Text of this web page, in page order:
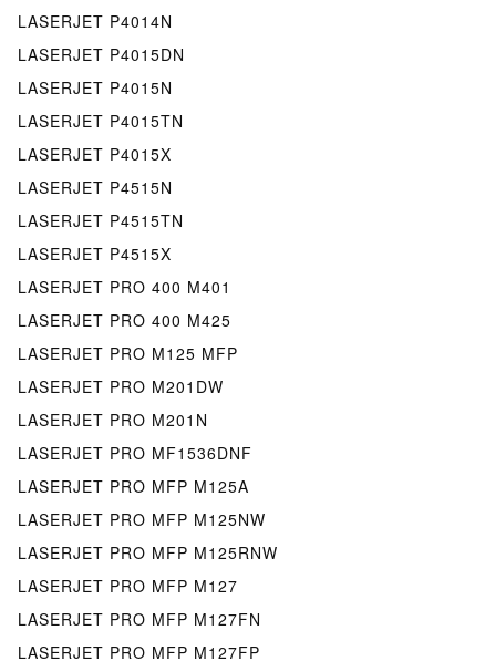
LASERJET P4014N
LASERJET P4015DN
LASERJET P4015N
LASERJET P4015TN
LASERJET P4015X
LASERJET P4515N
LASERJET P4515TN
LASERJET P4515X
LASERJET PRO 400 M401
LASERJET PRO 400 M425
LASERJET PRO M125 MFP
LASERJET PRO M201DW
LASERJET PRO M201N
LASERJET PRO MF1536DNF
LASERJET PRO MFP M125A
LASERJET PRO MFP M125NW
LASERJET PRO MFP M125RNW
LASERJET PRO MFP M127
LASERJET PRO MFP M127FN
LASERJET PRO MFP M127FP